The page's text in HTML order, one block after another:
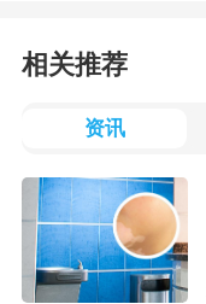
相关推荐
资讯